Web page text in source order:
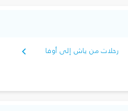
رحلات من ياش إلى أوفا